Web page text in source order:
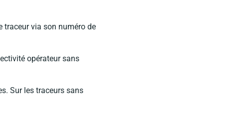
traceur via son numéro de
opérateur sans
Sur les traceurs sans